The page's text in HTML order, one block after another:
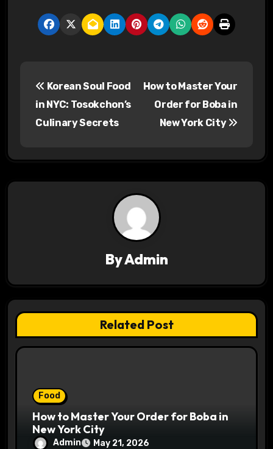
a
t
i
Korean Soul Food
in NYC: Tosokchon’s
Culinary Secrets
How to Master Your
Order for Boba in
New York City
ByAdmin
Related Post
Food
How to Master Your Order for Boba in
New York City
Admin May 21, 2026